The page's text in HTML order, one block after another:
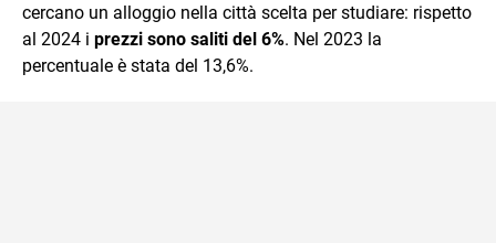
cercano un alloggio nella città scelta per studiare: rispetto
al 2024 i prezzi sono saliti del 6%. Nel 2023 la
percentuale è stata del 13,6%.